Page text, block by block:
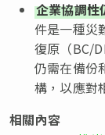
企業協調性
件是一種災
復原（BC/
仍需在備份
構，以應對
相關內容